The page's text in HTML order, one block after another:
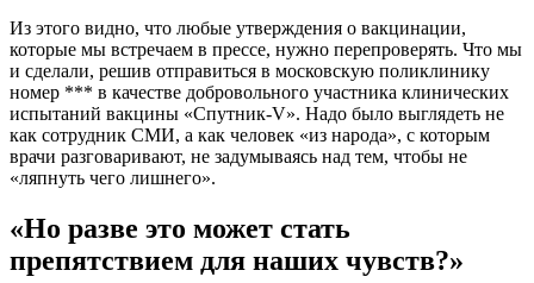
Из этого видно, что любые утверждения о вакцинации,
которые мы встречаем в прессе, нужно перепроверять. Что мы
и сделали, решив отправиться в московскую поликлинику
номер *** в качестве добровольного участника клинических
испытаний вакцины «Спутник-V». Надо было выглядеть не
как сотрудник СМИ, а как человек «из народа», с которым
врачи разговаривают, не задумываясь над тем, чтобы не
«ляпнуть чего лишнего».
«Но разве это может стать
препятствием для наших чувств?»